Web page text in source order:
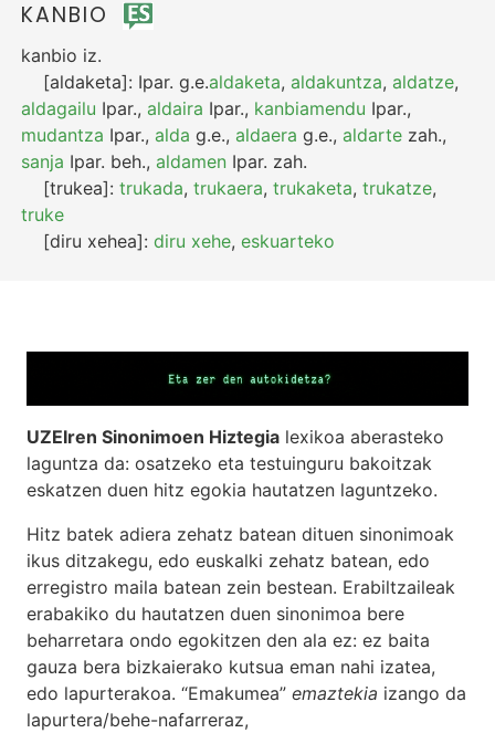
KANBIO
kanbio iz.
[aldaketa]: Ipar. g.e.aldaketa,aldakuntza,aldatze,
aldagailu Ipar.,aldaira Ipar., kanbiamendu Ipar.,
mudantza Ipar.,alda g.e.,aldaera g.e.,aldarte zah.,
sanja Ipar. beh.,aldamen Ipar. zah.
[trukea]:trukada,trukaera,trukaketa,trukatze,
truke
[diru xehea]:diru xehe,eskuarteko
UZEIren Sinonimoen Hiztegia lexikoa aberasteko
laguntza da: osatzeko eta testuinguru bakoitzak
eskatzen duen hitz egokia hautatzen laguntzeko.
Hitz batek adiera zehatz batean dituen sinonimoak
ikus ditzakegu, edo euskalki zehatz batean, edo
erregistro maila batean zein bestean. Erabiltzaileak
erabakiko du hautatzen duen sinonimoa bere
beharretara ondo egokitzen den ala ez: ez baita
gauza bera bizkaierako kutsua eman nahi izatea,
edo lapurterakoa. “Emakumea” emaztekia izango da
lapurtera/behe-nafarreraz,